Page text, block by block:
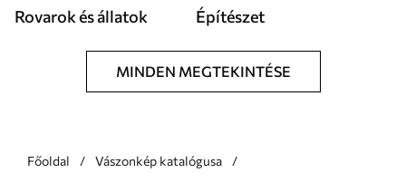
Rovarok és állatok Építészet
MINDEN MEGTEKINTÉSE
Főoldal
Vászonkép katalógusa